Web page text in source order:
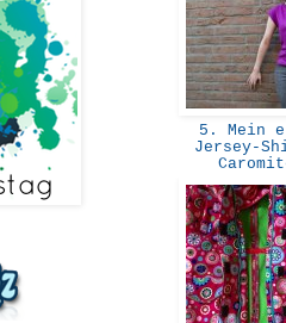
5. Mein
Jersey-